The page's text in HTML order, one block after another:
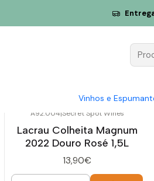
Vinhos e
A92.004|Secret Spot Wines
Lacrau Colheita Magnum
2022 Douro Rosé 1,5L
13,90€